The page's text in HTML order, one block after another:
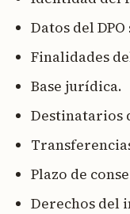
Datos del
Finalidades
Base jurídica.
Destinatarios
Plazo de
Derechos del